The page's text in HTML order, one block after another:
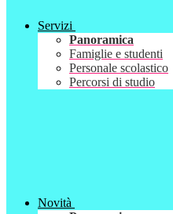
Servizi
Panoramica
Famiglie e studenti
Personale scolastico
Percorsi di studio
Novità